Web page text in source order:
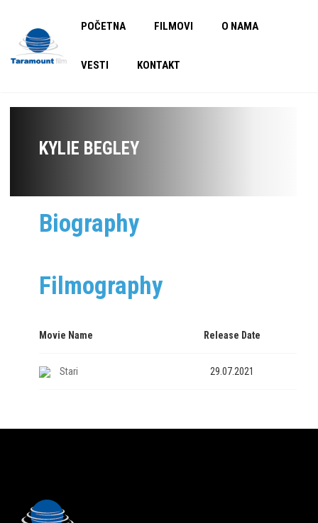
POČETNA FILMOVI O NAMA
VESTI KONTAKT
KYLIE BEGLEY
Biography
Filmography
Movie Name Release Date
Stari 29.07.2021